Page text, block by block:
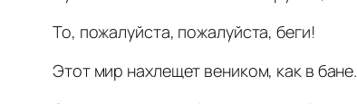
То, пожалуйста, пожалуйста, беги!
Этот мир нахлещет веником, как в бане.